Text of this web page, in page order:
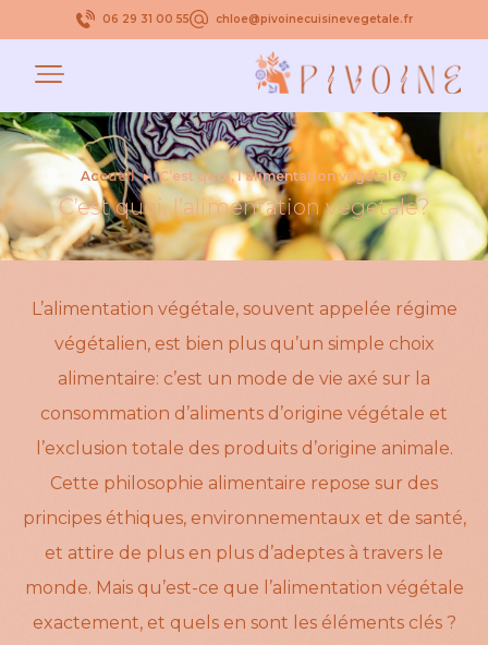
06 29 31 00 55 chloe@pivoinecuisinevegetale.fr
Accueil ▸ C’est quoi, l’alimentation végétale?
C’est quoi, l’alimentation végétale?
L’alimentation végétale, souvent appelée régime
végétalien, est bien plus qu’un simple choix
alimentaire: c’est un mode de vie axé sur la
consommation d’aliments d’origine végétale et
l’exclusion totale des produits d’origine animale.
Cette philosophie alimentaire repose sur des
principes éthiques, environnementaux et de santé,
et attire de plus en plus d’adeptes à travers le
monde. Mais qu’est-ce que l’alimentation végétale
exactement, et quels en sont les éléments clés ?